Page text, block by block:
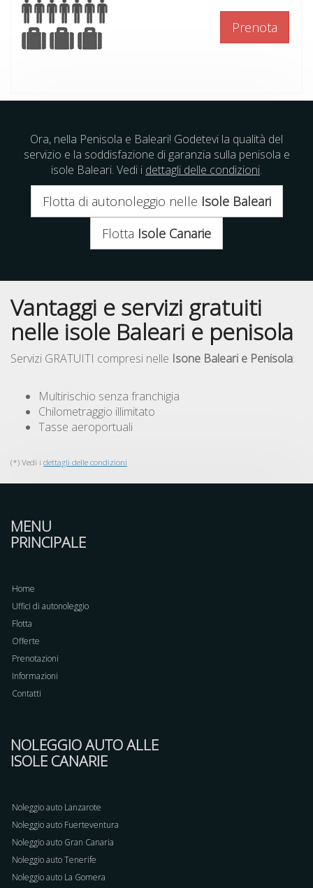
Prenota
Ora, nella Penisola e Baleari! Godetevi la qualità del
servizio e la soddisfazione di garanzia sulla penisola e
isole Baleari. Vedi i dettagli delle condizioni.
Flotta di autonoleggio nelle Isole Baleari
Flotta Isole Canarie
Vantaggi e servizi gratuiti
nelle isole Baleari e penisola
Servizi GRATUITI compresi nelle Isone Baleari e Penisola:
Multirischio senza franchigia
Chilometraggio illimitato
Tasse aeroportuali
(*) Vedi i dettagli delle condizioni
MENU
PRINCIPALE
Home
Uffici di autonoleggio
Flotta
Offerte
Prenotazioni
Informazioni
Contatti
NOLEGGIO AUTO ALLE
ISOLE CANARIE
Noleggio auto Lanzarote
Noleggio auto Fuerteventura
Noleggio auto Gran Canaria
Noleggio auto Tenerife
Noleggio auto La Gomera